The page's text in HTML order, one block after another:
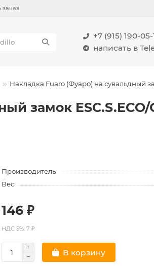
заказ
+7 (915) 190-05-
написать в
Накладка Fuaro (Фуаро) на сувальдный
замок ESC.S.ECO/
Производитель
Вес
146 ₽
НДС 5%: 7 ₽
В корзину